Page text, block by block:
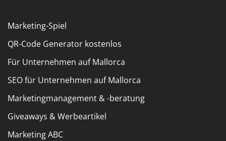
Marketing-Spiel
QR-Code Generator kostenlos
Für Unternehmen auf Mallorca
SEO für Unternehmen auf Mallorca
Marketingmanagement & -beratung
Giveaways & Werbeartikel
Marketing ABC